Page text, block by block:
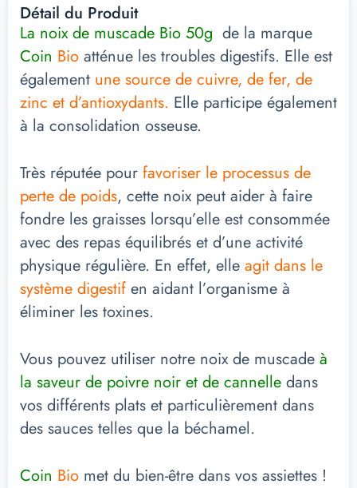
Détail du Produit
La noix de muscade Bio 50g de la marque
Coin Bio atténue les troubles digestifs. Elle est
également une source de cuivre, de fer, de
zinc et d’antioxydants. Elle participe également
à la consolidation osseuse.
Très réputée pour favoriser le processus de
perte de poids, cette noix peut aider à faire
fondre les graisses lorsqu’elle est consommée
avec des repas équilibrés et d’une activité
physique régulière. En effet, elle agit dans le
système digestif en aidant l’organisme à
éliminer les toxines.
Vous pouvez utiliser notre noix de muscade à
la saveur de poivre noir et de cannelle dans
vos différents plats et particulièrement dans
des sauces telles que la béchamel.
Coin Bio met du bien-être dans vos assiettes !